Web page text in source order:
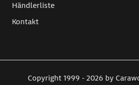
Händlerliste
Kontakt
Copyright 1999 - 2026 by